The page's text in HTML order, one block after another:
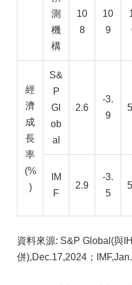
測
機
構
10
8
10
9
經
濟
成
長
率
(%
)
S&
P
Gl
ob
al
2.6
-3.
9
IM
F
2.9
-3.
5
資料來源: S&P Global(與
併),Dec.17,2024；